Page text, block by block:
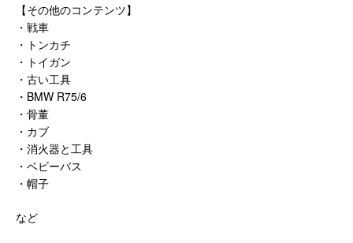
【その他のコンテンツ】
・戦車
・トンカチ
・トイガン
・古い工具
・BMW R75/6
・骨董
・カブ
・消火器と工具
・ベビーバス
・帽子
など